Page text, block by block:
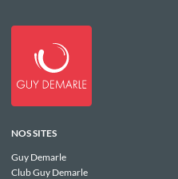
NOS SITES
Guy Demarle
Club Guy Demarle